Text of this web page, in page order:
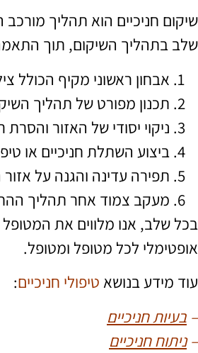
שיקום חניכיים הוא תהליך
שלב בתהליך השיקום, תוך
אבחון ראשוני מקיף הכולל
תכנון מפורט של תהליך
ניקוי יסודי של האזור והסרת
ביצוע השתלת חניכיים או
תפירה עדינה והגנה על אזור
מעקב צמוד אחר תהליך
בכל שלב, אנו מלווים את
אופטימלי לכל מטופל ומטופל.
עוד מידע בנושא טיפולי חניכיים:
– בעיות חניכיים
–ניתוח חניכיים